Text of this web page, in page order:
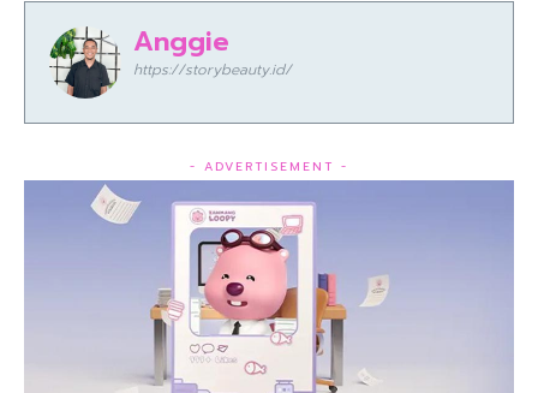
Anggie
https://storybeauty.id/
- ADVERTISEMENT -